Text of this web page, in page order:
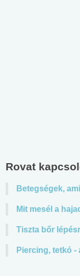
Rovat
Betegségek,
Mit mesél a
Tiszta bőr
Piercing, tetkó